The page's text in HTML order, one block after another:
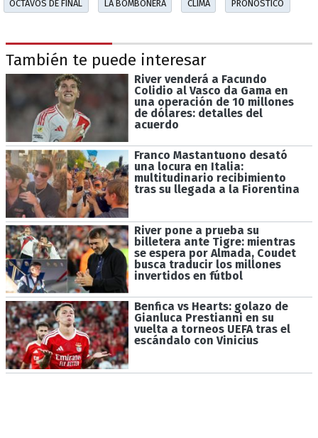
OCTAVOS DE FINAL LA BOMBONERA CLIMA PRONÓSTICO
También te puede interesar
River venderá a Facundo
Colidio al Vasco da Gama en
una operación de 10 millones
de dólares: detalles del
acuerdo
Franco Mastantuono desató
una locura en Italia:
multitudinario recibimiento
tras su llegada a la Fiorentina
River pone a prueba su
billetera ante Tigre: mientras
se espera por Almada, Coudet
busca traducir los millones
invertidos en fútbol
Benfica vs Hearts: golazo de
Gianluca Prestianni en su
vuelta a torneos UEFA tras el
escándalo con Vinicius